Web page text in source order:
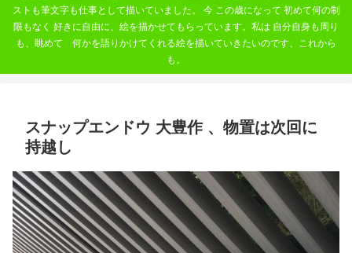
ストも筆文字も仕事として描いていました。 今 この歳になって 初めて何の制
限もなく 好きに自由に、絵を描かせてもらっています。私は 自分自身も周り
も、眺めて 何かを語りかけてくれる絵を描いていきたいのです、これから
も。
スナップエンドウ 大豊作 、物置は次回に
持越し